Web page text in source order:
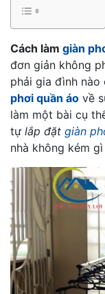
Cách làm giàn
đơn giản không
phải gia đình
phơi quần áo về
làm một bài cụ
tự lắp đặt giàn
nhà không kém